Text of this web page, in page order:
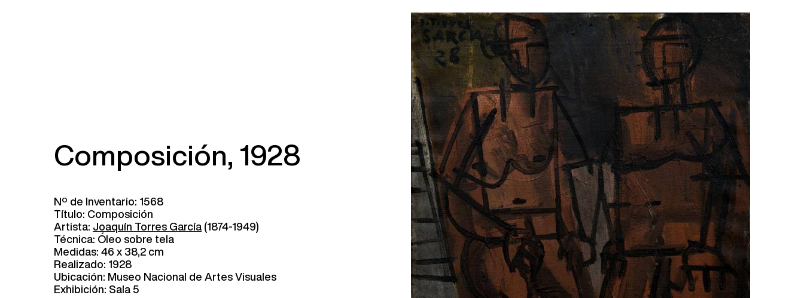
Composición, 1928
Nº de Inventario: 1568
Título: Composición
Artista: Joaquín Torres García (1874-1949)
Técnica: Óleo sobre tela
Medidas: 46 x 38,2 cm
Realizado: 1928
Ubicación: Museo Nacional de Artes Visuales
Exhibición: Sala 5